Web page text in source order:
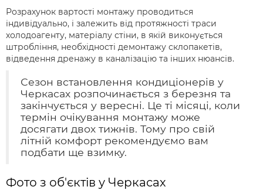
Розрахунок вартості монтажу проводиться
індивідуально, і залежить від протяжності траси
холодоагенту, матеріалу стіни, в якій виконується
штробління, необхідності демонтажу склопакетів,
відведення дренажу в каналізацію та інших нюансів.
Сезон встановлення кондиціонерів у
Черкасах розпочинається з березня та
закінчується у вересні. Це ті місяці, коли
термін очікування монтажу може
досягати двох тижнів. Тому про свій
літній комфорт рекомендуємо вам
подбати ще взимку.
Фото з об'єктів у Черкасах